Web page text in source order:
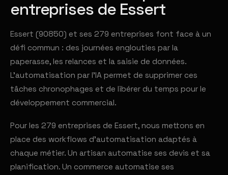
entreprises de Essert
Essert (90850) et ses 279 entreprises font face à un
défi commun : des journées englouties par la
paperasse, les relances et la saisie de données.
L'automatisation par l'IA permet de supprimer ces
tâches chronophages et de libérer du temps pour le
développement commercial.
Pour les 279 entreprises de Essert, nous mettons en
place des workflows d'automatisation adaptés à
chaque métier. Un artisan automatise ses devis et sa
planification. Un commerce automatise ses